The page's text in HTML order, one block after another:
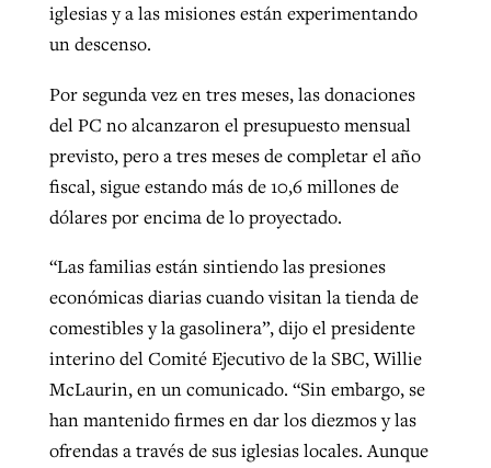
iglesias y a las misiones están experimentando
un descenso.
Por segunda vez en tres meses, las donaciones
del PC no alcanzaron el presupuesto mensual
previsto, pero a tres meses de completar el año
fiscal, sigue estando más de 10,6 millones de
dólares por encima de lo proyectado.
“Las familias están sintiendo las presiones
económicas diarias cuando visitan la tienda de
comestibles y la gasolinera”, dijo el presidente
interino del Comité Ejecutivo de la SBC, Willie
McLaurin, en un comunicado. “Sin embargo, se
han mantenido firmes en dar los diezmos y las
ofrendas a través de sus iglesias locales. Aunque
CP giving ahead of budget in July
BP Staff August 5, 2026
READ MORE
Post-COVID Perspective: Pandemic
evangelistic net with online services
ByTobin Perry, postedApril 11, 2023
‘Sharing Christ at the Cup’ sees 150
ByJessica King, postedJuly 24, 2026
At IMB ‘the Lord is using women,’ but
more men needed
David Roach August 4, 2026